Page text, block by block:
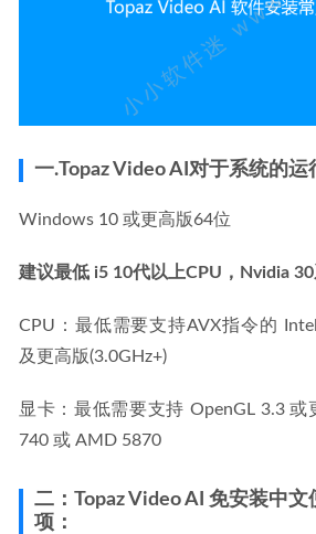
一.Topaz Video AI对于系统的运
Windows 10 或更高版64位
建议最低 i5 10代以上CPU，Nvidia 30
CPU：最低需要支持AVX指令的
及更高版(3.0GHz+)
显卡：最低需要支持 OpenGL 3.3 或
740 或 AMD 5870
二：Topaz Video AI 免安装中
项：